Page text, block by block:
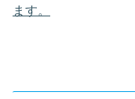
ます。